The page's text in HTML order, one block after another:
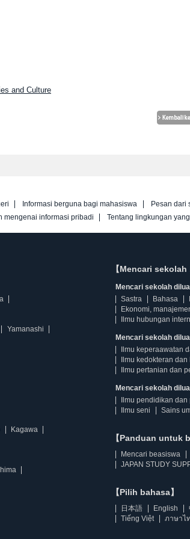
and Culture
Informasi berguna bagi mahasiswa
Pesan dari
mengenai informasi pribadi Tentang lingkungan
Yamanashi
Kagawa
【Mencari
Mencari sekolah
Sastra
Bahasa
Ekonomi,
Ilmu hubungan
Mencari sekolah
Ilmu keperaawatan
Ilmu kedokteran
Ilmu pertanian dan
Mencari sekolah
Ilmu pendidikan
Ilmu seni
Sains
【Panduan untuk
Mencari beasiswa
JAPAN STUDY
【Pilih bahasa】
日本語 English
Tiếng Việt
ภาษาไ